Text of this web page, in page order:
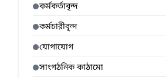
কর্মকর্তাবৃন্দ
কর্মচারীবৃন্দ
যোগাযোগ
সাংগঠনিক কাঠামো